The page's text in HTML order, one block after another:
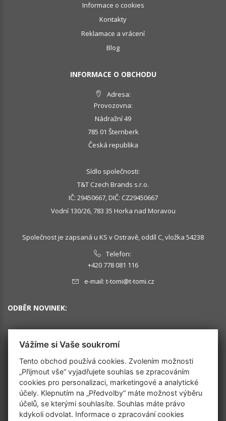
Informace o cookies
Kontakty
Reklamace a vrácení
Blog
INFORMACE O OBCHODU
Adresa:
Provozovna:
Nádražní 49
785 01 Šternberk
Česká republika
Sídlo společnosti:
T&T Czech Brands s.r.o.
IČ: 29450667, DIČ: CZ29450667
Vodní 130/26, 783 35 Horka nad Moravou
Společnost je zapsaná u KS v Ostravě, oddíl C, vložka 54238
Telefon:
+420 778 081 116
e-mail: t-tomi@t-tomi.cz
ODBĚR NOVINEK:
OK
SLEDUJTE NÁS
Vážíme si Vaše soukromí
Tento obchod používá cookies. Zvolením možnosti
„Přijmout vše“ vyjadřujete souhlas se zpracováním
cookies pro personalizaci, marketingové a analytické
účely. Klepnutím na „Předvolby“ máte možnost výběru
účelů, se kterými souhlasíte. Souhlas máte právo
kdykoli odvolat. Informace o zpracování cookies